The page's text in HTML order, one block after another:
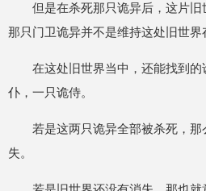
但是在杀死那只诡异后，这片旧
那只门卫诡异并不是维持这处旧世界
在这处旧世界当中，还能找到
仆，一只诡侍。
若是这两只诡异全部被杀死，
失。